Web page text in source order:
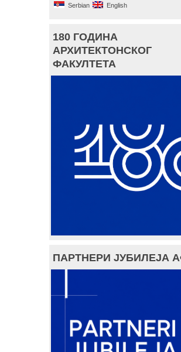
Serbian English
180 ГОДИНА
АРХИТЕКТОНСКОГ
ФАКУЛТЕТА
ПАРТНЕРИ ЈУБИЛЕЈА